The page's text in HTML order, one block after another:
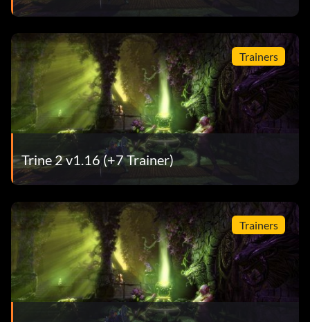
Trainers
Trine 2 v1.16 (+7 Trainer)
Trainers